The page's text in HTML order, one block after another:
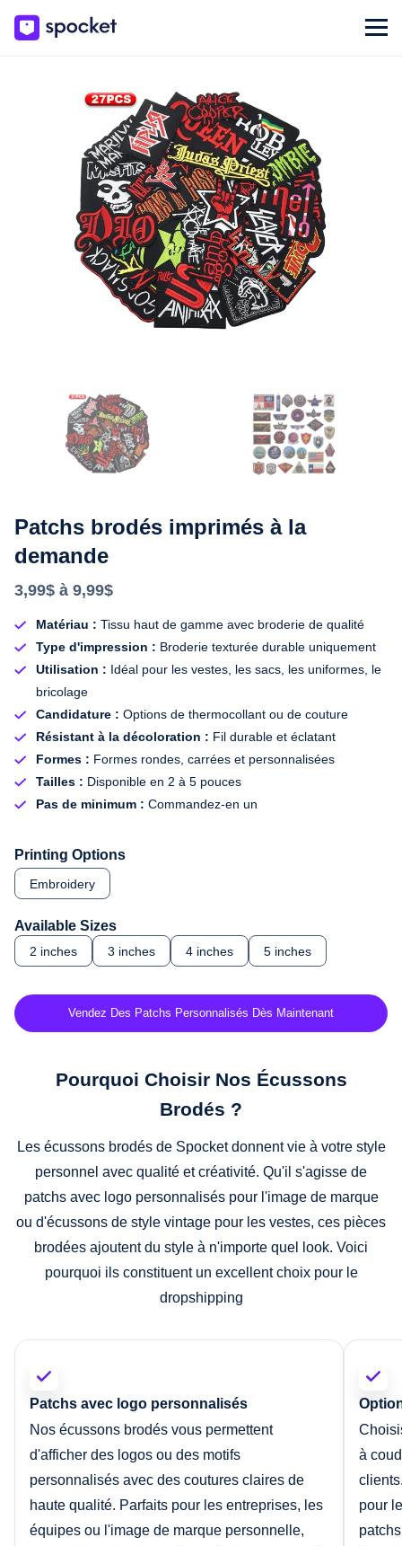
Patchs brodés imprimés à la
demande
3,99$ à 9,99$
Matériau : Tissu haut de gamme avec broderie de qualité
Type d'impression : Broderie texturée durable uniquement
Utilisation : Idéal pour les vestes, les sacs, les uniformes, le
bricolage
Candidature : Options de thermocollant ou de couture
Résistant à la décoloration : Fil durable et éclatant
Formes : Formes rondes, carrées et personnalisées
Tailles : Disponible en 2 à 5 pouces
Pas de minimum : Commandez-en un
Printing Options
Embroidery
Available Sizes
2 inches 3 inches 4 inches 5 inches
Vendez Des Patchs Personnalisés Dès Maintenant
Pourquoi Choisir Nos Écussons
Brodés ?
Les écussons brodés de Spocket donnent vie à votre style
personnel avec qualité et créativité. Qu'il s'agisse de
patchs avec logo personnalisés pour l'image de marque
ou d'écussons de style vintage pour les vestes, ces pièces
brodées ajoutent du style à n'importe quel look. Voici
pourquoi ils constituent un excellent choix pour le
dropshipping
Patchs avec logo personnalisés
Nos écussons brodés vous permettent
d'afficher des logos ou des motifs
personnalisés avec des coutures claires de
haute qualité. Parfaits pour les entreprises, les
équipes ou l'image de marque personnelle,
à
pour